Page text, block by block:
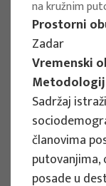
knowledge
regional
Project
Renata
na kružnim
Prostorni
Zadar
Vremenski
Sadržaj
članovima
putovanjima,
posade u